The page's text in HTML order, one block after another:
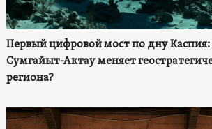
Первый цифровой мост по дну Каспия:
Сумгайыт-Актау меняет
региона?